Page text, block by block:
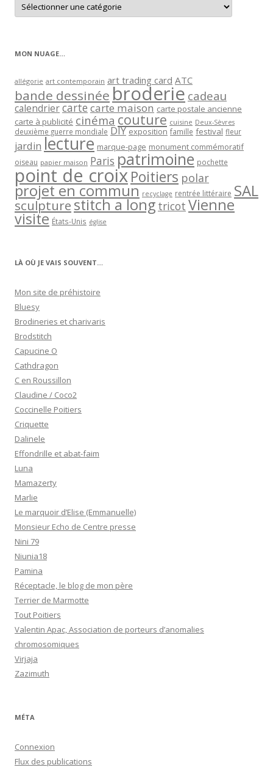
les
articles
MON NUAGE…
allégorie art contemporain art trading card ATC
bande dessinée broderie cadeau
calendriercartecarte maison carte postale ancienne
carte à publicité cinéma couture cuisine Deux-Sèvres
deuxième guerre mondiale DIY exposition famille festival fleur
jardin lecture marque-page monument commémoratif
oiseau papier maison Paris patrimoine pochette
point de croixPoitiers polar
projet en commun recyclage rentrée littéraire SAL
sculpturestitch a long tricot Vienne
visite États-Unis église
LÀ OÙ JE VAIS SOUVENT…
Mon site de préhistoire
Bluesy
Brodineries et charivaris
Brodstitch
Capucine O
Cathdragon
C en Roussillon
Claudine / Coco2
Coccinelle Poitiers
Criquette
Dalinele
Effondrille et abat-faim
Luna
Mamazerty
Marlie
Le marquoir d’Elise (Emmanuelle)
Monsieur Echo de Centre presse
Nini 79
Niunia18
Pamina
Réceptacle, le blog de mon père
Terrier de Marmotte
Tout Poitiers
Valentin Apac, Association de porteurs d’anomalies
chromosomiques
Virjaja
Zazimuth
MÉTA
Connexion
Flux des publications